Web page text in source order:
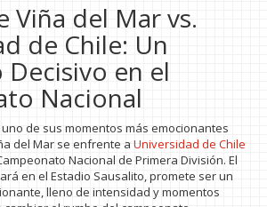
Viña del Mar vs.
de Chile: Un
en el
Nacional
de sus momentos más emocionantes
del Mar se enfrente a Universidad de Chile
Nacional de Primera División. El
en el Estadio Sausalito, promete ser un
lleno de intensidad y momentos